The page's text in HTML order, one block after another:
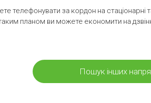
телефонувати за кордон на
планом ви можете економити на
Пошук інших